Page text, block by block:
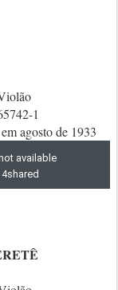
1
agosto de 1933